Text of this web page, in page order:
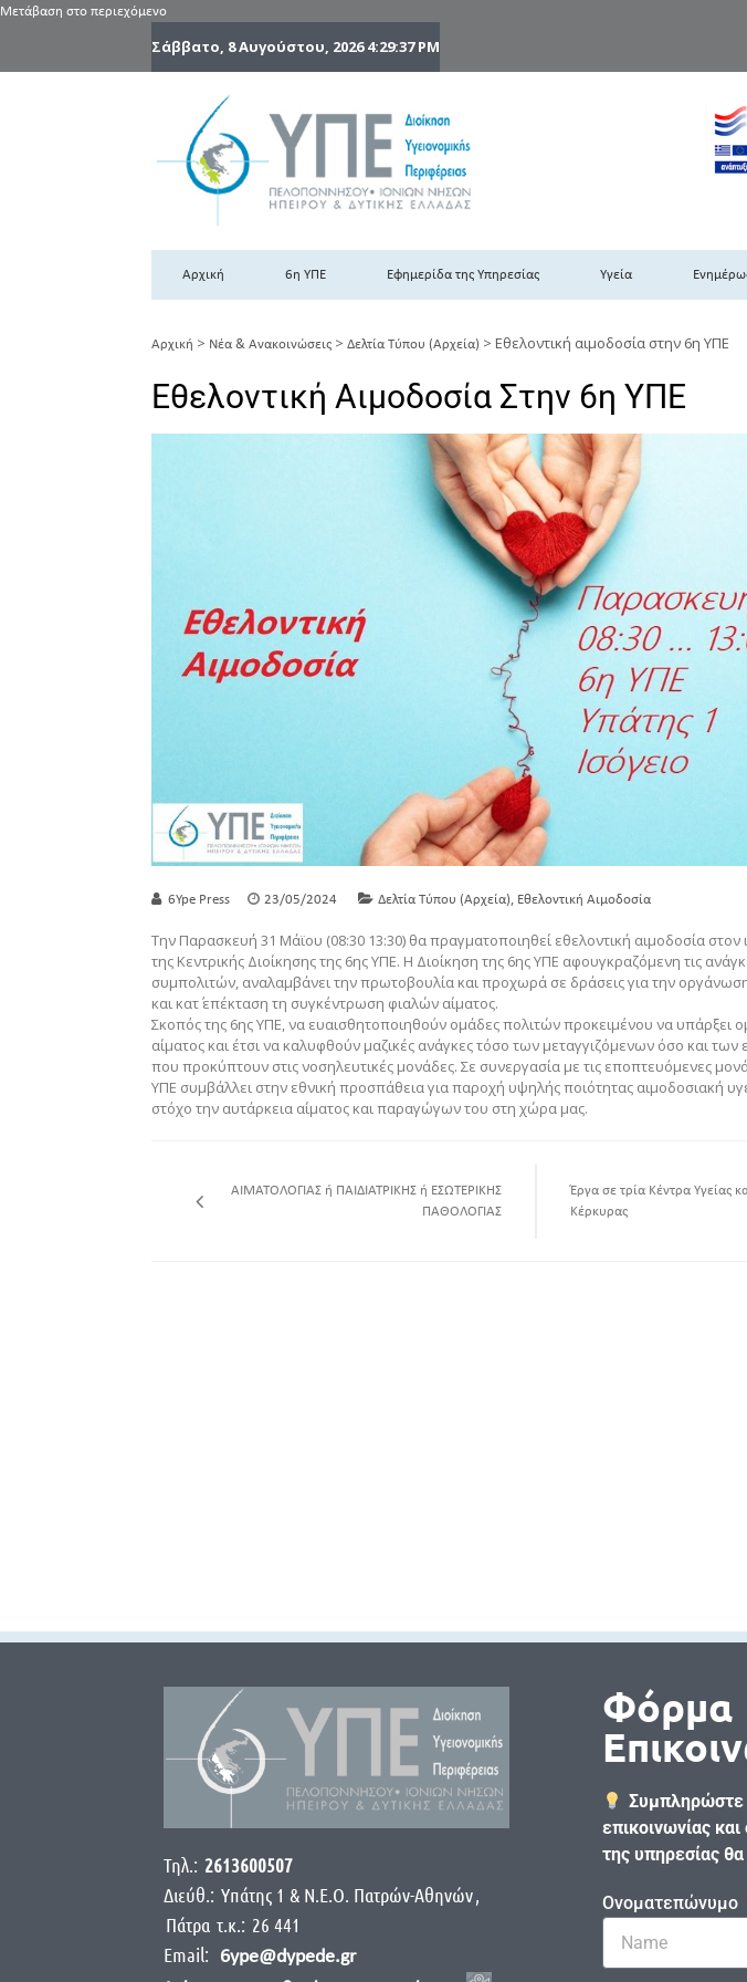
Μετάβαση στο περιεχόμενο
Σάββατο, 8 Αυγούστου, 20264:29:38 PM
6η Υγειονομική Περιφέρεια
Αρχική 6η ΥΠΕ Εφημερίδα της Υπηρεσίας Υγεία
Αρχική > Νέα & Ανακοινώσεις > Δελτία Τύπου (Αρχεία) > Εθελοντική αιμοδοσία στην 6η ΥΠΕ
Εθελοντική Αιμοδοσία Στην 6η ΥΠΕ
6Ype Press 23/05/2024 Δελτία Τύπου (Αρχεία) Εθελοντική Αιμοδοσία
Την Παρασκευή 31 Μάϊου (08:30 13:30) θα πραγματοποιηθεί εθελοντική αιμοδοσία στον
της Κεντρικής Διοίκησης της 6ης ΥΠΕ. Η Διοίκηση της 6ης ΥΠΕ αφουγκραζόμενη τις
συμπολιτών, αναλαμβάνει την πρωτοβουλία και προχωρά σε δράσεις για την
και κατ΄ επέκταση τη συγκέντρωση φιαλών αίματος.
Σκοπός της 6ης ΥΠΕ, να ευαισθητοποιηθούν ομάδες πολιτών προκειμένου να υπάρξει
αίματος και έτσι να καλυφθούν μαζικές ανάγκες τόσο των μεταγγιζόμενων όσο και των
που προκύπτουν στις νοσηλευτικές μονάδες. Σε συνεργασία με τις εποπτευόμενες
ΥΠΕ συμβάλλει στην εθνική προσπάθεια για παροχή υψηλής ποιότητας αιμοδοσιακή
στόχο την αυτάρκεια αίματος και παραγώγων του στη χώρα μας.
ΑΙΜΑΤΟΛΟΓΙΑΣ ή ΠΑΙΔΙΑΤΡΙΚΗΣ ή ΕΣΩΤΕΡΙΚΗΣ
ΠΑΘΟΛΟΓΙΑΣ
Έργα σε τρία Κέντρα Υγείας
Κέρκυρας
Τηλ.: 2613600507
Διεύθ.: Yπάτης 1 & Ν.Ε.Ο. Πατρών-Αθηνών,
Πάτρα τ.κ.: 26 441
Email:
6ype@dypede.gr
Φόρμα
επικοινωνίας
της υπηρεσίας
Ονοματεπώνυμο